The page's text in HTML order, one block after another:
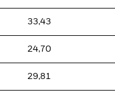
33,43
24,70
29,81